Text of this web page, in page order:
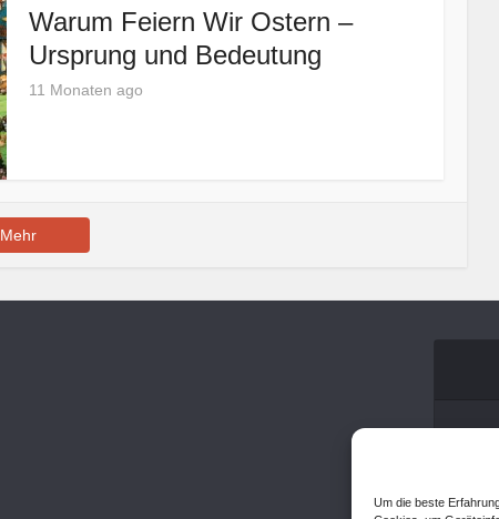
Um die beste
Warum Feiern Wir Ostern –
Ursprung und Bedeutung
11 Monaten ago
Mehr
AGB